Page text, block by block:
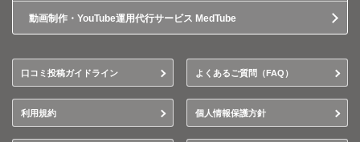
動画制作・YouTube運用代行サービス MedTube
口コミ投稿ガイドライン よくあるご質問（FAQ）
利用規約 個人情報保護方針